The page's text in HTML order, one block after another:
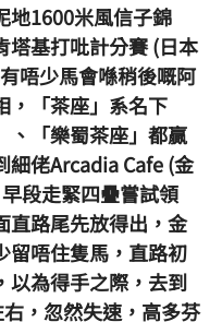
地1600米風信子錦
塔基打吡計分賽 (日本
唔少馬會喺稍後嘅阿
，「茶座」系名下
、「樂蜀茶座」都贏
細佬Arcadia Cafe (金
段走緊四疊嘗試領
直路尾先放得出，金
留唔住隻馬，直路初
以為得手之際，去到
，忽然失速，高多芬